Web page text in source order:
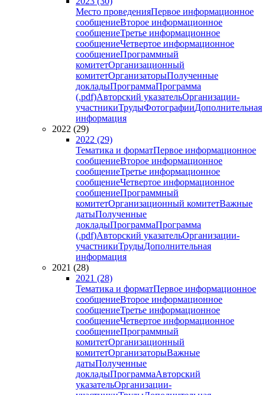
Место проведенияПервое информационное
сообщениеВторое информационное
сообщениеТретье информационное
сообщениеЧетвертое информационное
сообщениеПрограммный
комитетОрганизационный
комитетОрганизаторыПолученные
докладыПрограммаПрограмма
(.pdf)Авторский указательОрганизации-
участникиТрудыФотографииДополнительная
информация
2022 (29)
2022 (29)
Тематика и форматПервое информационное
сообщениеВторое информационное
сообщениеТретье информационное
сообщениеЧетвертое информационное
сообщениеПрограммный
комитетОрганизационный комитетВажные
датыПолученные
докладыПрограммаПрограмма
(.pdf)Авторский указательОрганизации-
участникиТрудыДополнительная
информация
2021 (28)
2021 (28)
Тематика и форматПервое информационное
сообщениеВторое информационное
сообщениеТретье информационное
сообщениеЧетвертое информационное
сообщениеПрограммный
комитетОрганизационный
комитетОрганизаторыВажные
датыПолученные
докладыПрограммаАвторский
указательОрганизации-